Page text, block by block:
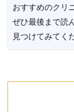
おすすめのクリ
ぜひ最後まで読
見つけてみてく